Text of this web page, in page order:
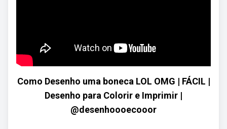
Como Desenho uma boneca LOL OMG | FÁCIL |
Desenho para Colorir e Imprimir |
@desenhoooecooor